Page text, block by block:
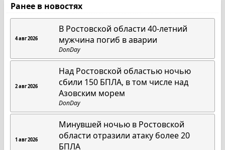
Ранее в новостях
4 авг 2026
В Ростовской области 40-летний
мужчина погиб в аварии
DonDay
2 авг 2026
Над Ростовской областью ночью
сбили 150 БПЛА, в том числе над
Азовским морем
DonDay
1 авг 2026
Минувшей ночью в Ростовской
области отразили атаку более 20
БПЛА